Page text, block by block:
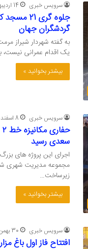
سرویس خبری 14 اردیبهشت 1405
جلوه گری
گردشگران جهان
یک اقدام عمرانی نیست،
بیشتر بخوانید »
سرویس خبری 8 اسفند 1404
سعدی رسید
اجرای این پروژه های
مجموعه مدیریت شهری
زیرساخت…
بیشتر بخوانید »
سرویس خبری 30 بهمن 1404
افتتاح فاز اول باغ